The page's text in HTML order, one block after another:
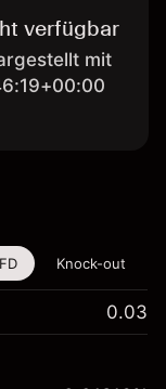
verfügbar
mit
das Traden
Knock-out
0.03